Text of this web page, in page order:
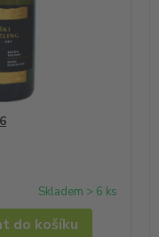
Skladem > 6 ks
do košíku